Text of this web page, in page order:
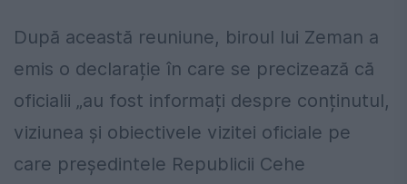
După această reuniune, biroul lui Zeman a
emis o declarație în care se precizează că
oficialii „au fost informați despre conținutul,
viziunea și obiectivele vizitei oficiale pe
care președintele Republicii Cehe